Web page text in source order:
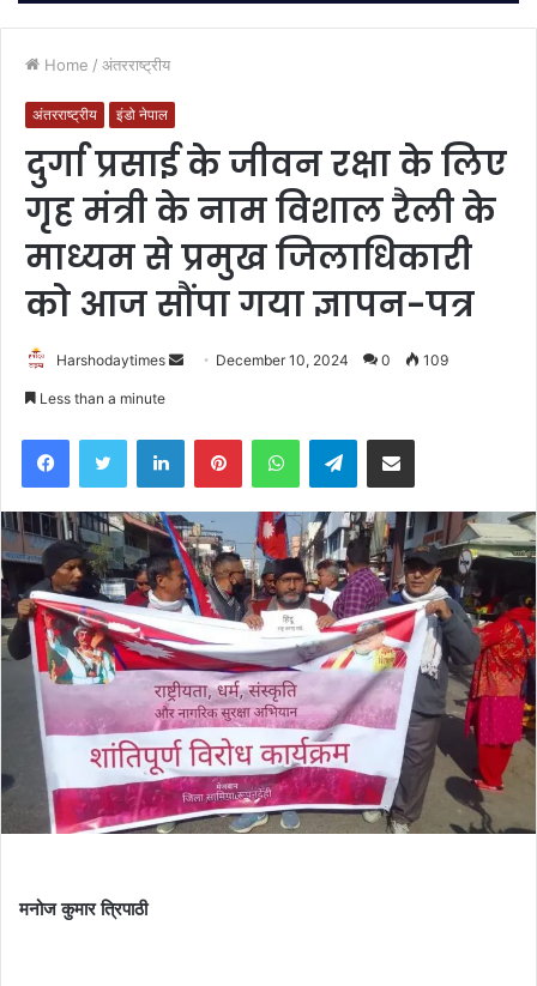
Home / अंतरराष्ट्रीय
अंतरराष्ट्रीय इंडो नेपाल
दुर्गा प्रसाई के जीवन रक्षा के लिए
गृह मंत्री के नाम विशाल रैली के
माध्यम से प्रमुख जिलाधिकारी
को आज सौंपा गया ज्ञापन-पत्र
Harshodaytimes
Send December 10, 2024 0 109
Less than a minute
FacebookTwitter LinkedInPinterestWhatsAppTelegramShare via Email
मनोज कुमार त्रिपाठी